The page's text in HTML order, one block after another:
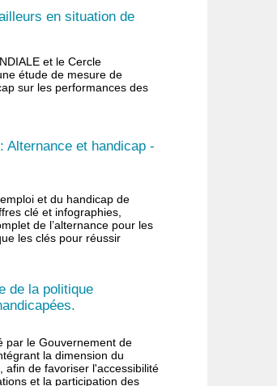
en situation de
et le Cercle
étude de mesure de
sur les performances des
Alternance et handicap -
et du handicap de
clé et infographies,
de l’alternance pour les
les clés pour réussir
de la politique
par le Gouvernement de
la dimension du
afin de favoriser l'accessibilité
et la participation des